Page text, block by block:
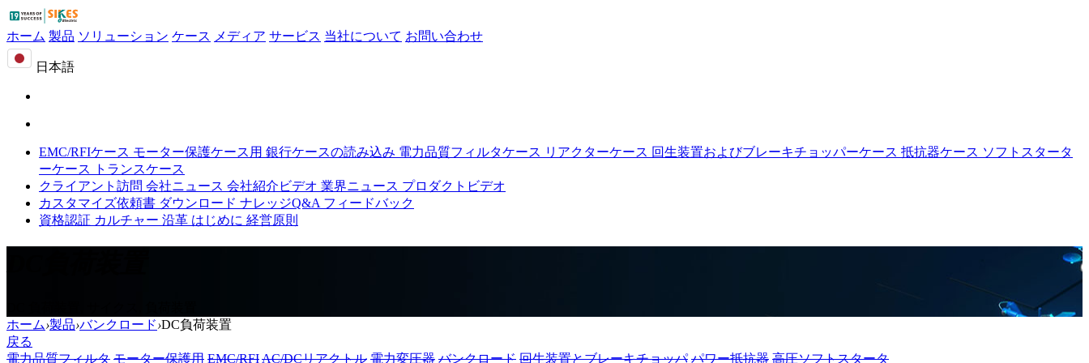
ホーム 製品 ソリューション ケース メディア サービス 当社について お問い合わせ
日本語
EMC/RFIケース モーター保護ケース用 銀行ケースの読み込み 電力品質フィルタケース リアクターケース 回生装置およびブレーキチョッパーケース 抵抗器ケース ソフトスタータ
ーケース
トランスケース
クライアント訪問 会社ニュース 会社紹介ビデオ 業界ニュース プロダクトビデオ
カスタマイズ依頼書 ダウンロード ナレッジQ&A フィードバック
資格認証 カルチャー 沿革 はじめに 経営原則
ホーム›製品›バンクロード›DC負荷装置
戻る
電力品質フィルタ モーター保護用 EMC/RFIAC/DCリアクトル 電力変圧器 バンクロード 回生装置とブレーキチョッパ パワー抵抗器 高圧ソフトスタータ